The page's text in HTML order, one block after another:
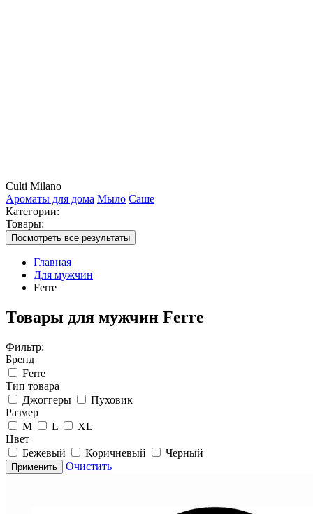
Culti Milano
Ароматы для дома Мыло Саше
Категории:
Товары:
Посмотреть все результаты
Главная
Для мужчин
Ferre
Товары для мужчин Ferre
Фильтр:
Бренд
Ferre
Тип товара
Джоггеры
Пуховик
Размер
M
L
XL
Цвет
Бежевый
Коричневый Черный
Применить Очистить